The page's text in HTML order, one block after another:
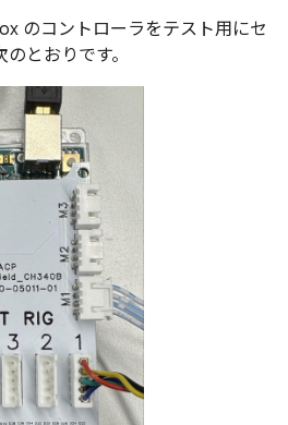
のコントローラをテスト用にセ
とおりです。